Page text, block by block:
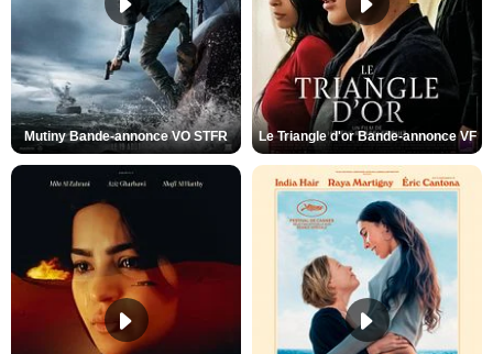
Mutiny Bande-annonce VO STFR Le Triangle d'or Bande-annonce VF